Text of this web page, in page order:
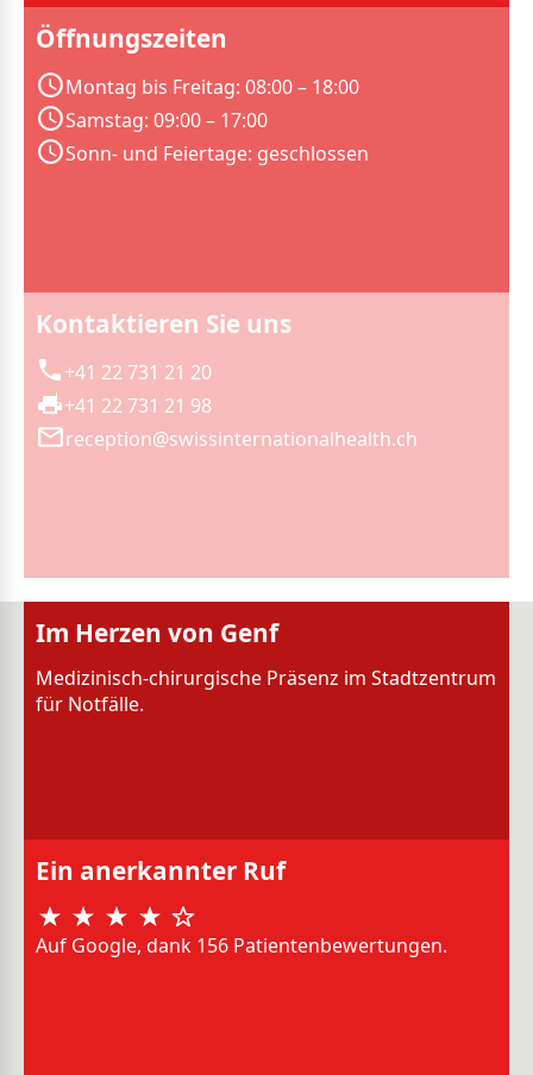
Öffnungszeiten
Montag bis Freitag: 08:00 – 18:00
Samstag: 09:00 – 17:00
Sonn- und Feiertage: geschlossen
Kontaktieren Sie uns
+41 22 731 21 20
+41 22 731 21 98
reception@swissinternationalhealth.ch
Im Herzen von Genf
Medizinisch-chirurgische Präsenz im Stadtzentrum
für Notfälle.
Ein anerkannter Ruf
Auf Google, dank 156 Patientenbewertungen.